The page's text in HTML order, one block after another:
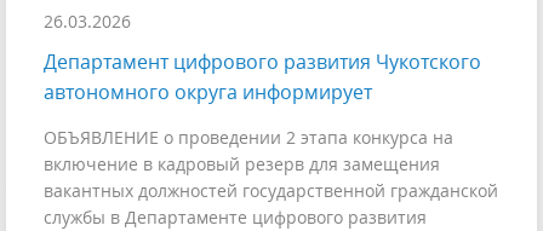
26.03.2026
Департамент цифрового развития Чукотского
автономного округа информирует
ОБЪЯВЛЕНИЕ о проведении 2 этапа конкурса на
включение в кадровый резерв для замещения
вакантных должностей государственной гражданской
службы в Департаменте цифрового развития